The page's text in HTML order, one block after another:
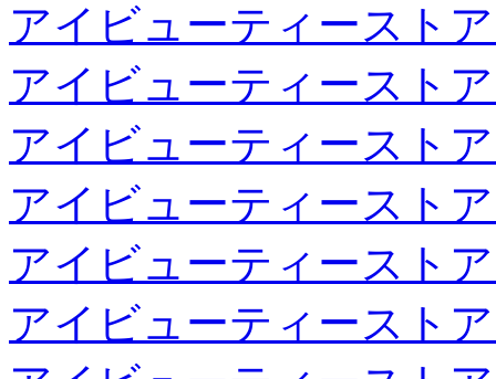
アイビューティースト
アイビューティースト
アイビューティースト
アイビューティースト
アイビューティースト
アイビューティースト